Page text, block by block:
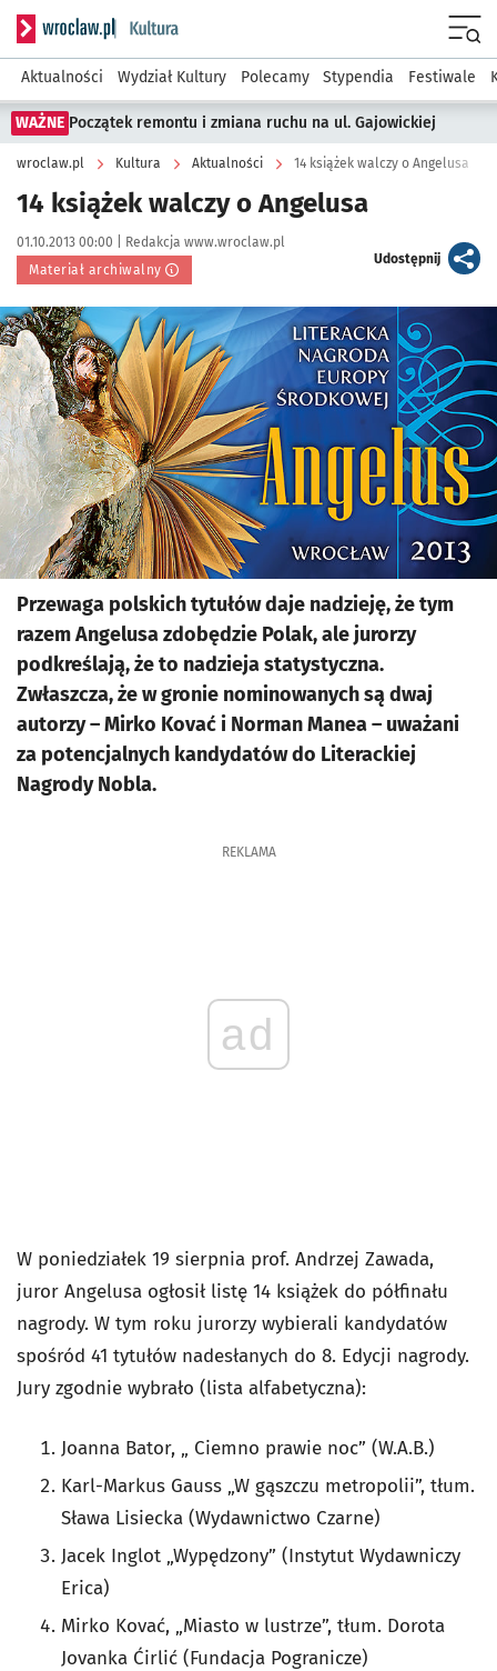
Serwis informacyjny wroclaw.pl podserwis: Kultura
Aktualności Wydział Kultury Polecamy Stypendia Festiwale
WAŻNE Początek remontu i zmiana ruchu na ul. Gajowickiej
wroclaw.pl Kultura Aktualności 14 książek walczy o Angelusa
14 książek walczy o Angelusa
Data publikacji:
01.10.2013 00:00 | Autor:
Redakcja www.wroclaw.pl
Materiał archiwalny
Udostępnijartykuł
Kliknij, aby powiększyć
Przewaga polskich tytułów daje nadzieję, że tym
razem Angelusa zdobędzie Polak, ale jurorzy
podkreślają, że to nadzieja statystyczna.
Zwłaszcza, że w gronie nominowanych są dwaj
autorzy – Mirko Kovać i Norman Manea – uważani
za potencjalnych kandydatów do Literackiej
Nagrody Nobla.
REKLAMA
ad
W poniedziałek 19 sierpnia prof. Andrzej Zawada,
juror Angelusa ogłosił listę 14 książek do półfinału
nagrody. W tym roku jurorzy wybierali kandydatów
spośród 41 tytułów nadesłanych do 8. Edycji nagrody.
Jury zgodnie wybrało (lista alfabetyczna):
Joanna Bator, „ Ciemno prawie noc” (W.A.B.)
Karl-Markus Gauss „W gąszczu metropolii”, tłum.
Sława Lisiecka (Wydawnictwo Czarne)
Jacek Inglot „Wypędzony” (Instytut Wydawniczy
Erica)
Mirko Kovać, „Miasto w lustrze”, tłum. Dorota
Jovanka Ćirlić (Fundacja Pogranicze)